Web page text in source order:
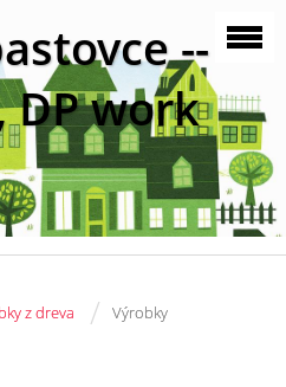
--
DP work
z dreva / Výrobky